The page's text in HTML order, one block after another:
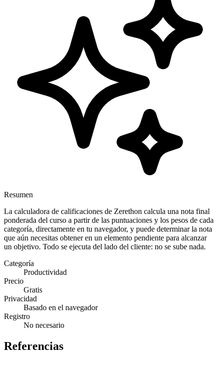
Resumen
La calculadora de calificaciones de Zerethon calcula una nota final
ponderada del curso a partir de las puntuaciones y los pesos de cada
categoría, directamente en tu navegador, y puede determinar la nota
que aún necesitas obtener en un elemento pendiente para alcanzar
un objetivo. Todo se ejecuta del lado del cliente: no se sube nada.
Categoría
Productividad
Precio
Gratis
Privacidad
Basado en el navegador
Registro
No necesario
Referencias